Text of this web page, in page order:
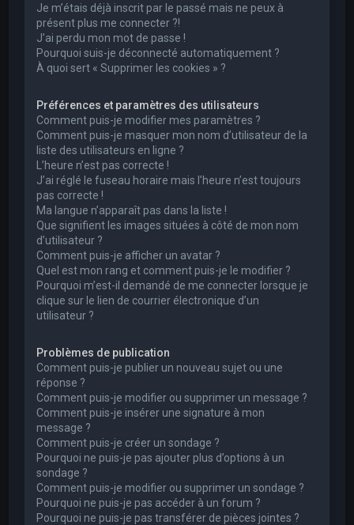
Je m’étais déjà inscrit par le passé mais ne peux à
présent plus me connecter ?!
J’ai perdu mon mot de passe !
Pourquoi suis-je déconnecté automatiquement ?
À quoi sert « Supprimer les cookies » ?
Préférences et paramètres des utilisateurs
Comment puis-je modifier mes paramètres ?
Comment puis-je masquer mon nom d’utilisateur de la
liste des utilisateurs en ligne ?
L’heure n’est pas correcte !
J’ai réglé le fuseau horaire mais l’heure n’est toujours
pas correcte !
Ma langue n’apparaît pas dans la liste !
Que signifient les images situées à côté de mon nom
d’utilisateur ?
Comment puis-je afficher un avatar ?
Quel est mon rang et comment puis-je le modifier ?
Pourquoi m’est-il demandé de me connecter lorsque je
clique sur le lien de courrier électronique d’un
utilisateur ?
Problèmes de publication
Comment puis-je publier un nouveau sujet ou une
réponse ?
Comment puis-je modifier ou supprimer un message ?
Comment puis-je insérer une signature à mon
message ?
Comment puis-je créer un sondage ?
Pourquoi ne puis-je pas ajouter plus d’options à un
sondage ?
Comment puis-je modifier ou supprimer un sondage ?
Pourquoi ne puis-je pas accéder à un forum ?
Pourquoi ne puis-je pas transférer de pièces jointes ?